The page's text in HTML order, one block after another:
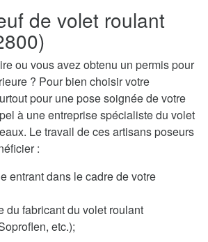
de volet roulant
ou vous avez obtenu un permis pour
? Pour bien choisir votre
pour une pose soignée de votre
à une entreprise spécialiste du volet
Le travail de ces artisans poseurs
:
entrant dans le cadre de votre
du fabricant du volet roulant
etc.);